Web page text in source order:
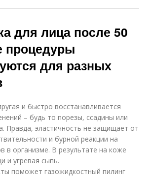
для лица после 50
процедуры
для разных
и быстро восстанавливается
– будь то порезы, ссадины или
Правда, эластичность не защищает от
и бурной реакции на
в организме. В результате на коже
и угревая сыпь.
поможет газожидкостный пилинг